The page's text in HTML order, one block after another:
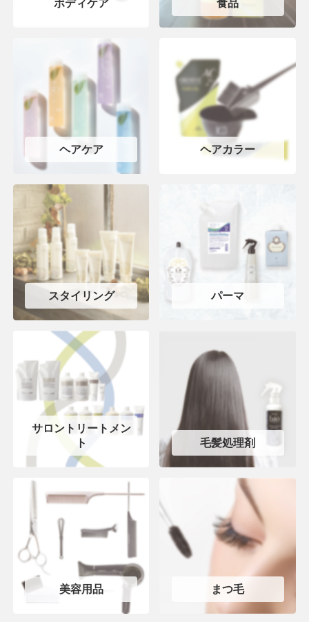
ボディケア 食品
ヘアケア ヘアカラー
スタイリング パーマ
サロントリートメン
ト
毛髪処理剤
美容用品 まつ毛